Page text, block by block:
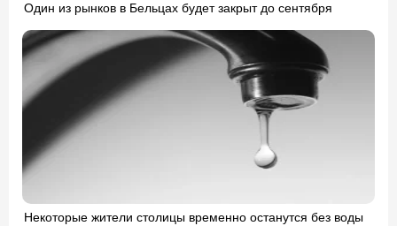
Один из рынков в Бельцах будет закрыт до сентября
Некоторые жители столицы временно останутся без воды